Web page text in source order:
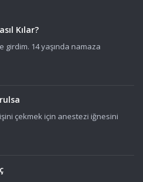
Kılar?
girdim. 14 yaşında namaza
çekmek için anestezi iğnesini